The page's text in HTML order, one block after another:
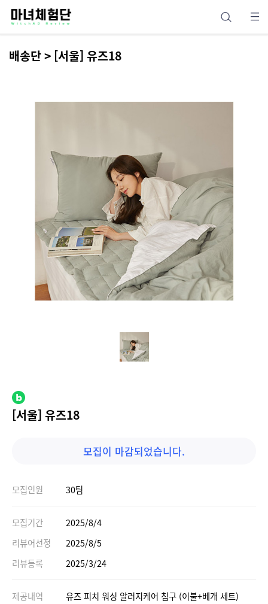
배송단 > [서울] 유즈18
[서울] 유즈18
모집이 마감되었습니다.
모집인원 30팀
모집기간
2025/8/4
리뷰어선정
2025/8/5
리뷰등록
2025/3/24
제공내역 유즈 피치 워싱 알러지케어 침구 (이불+베개 세트)